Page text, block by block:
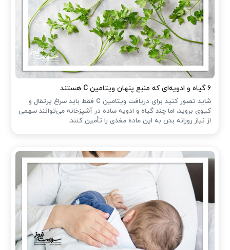
۶ گیاه و ادویه‌ای که منبع پنهان ویتامین C هستند
شاید تصور کنید برای دریافت ویتامین C فقط باید سراغ پرتقال و
کیوی بروید، اما چند گیاه و ادویه ساده در آشپزخانه می‌توانند سهمی
از نیاز روزانه بدن به این ماده مغذی را تأمین کنند.